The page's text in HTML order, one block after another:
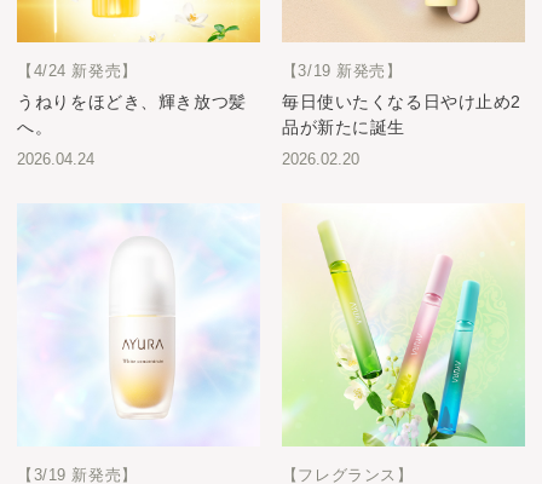
【4/24 新発売】
うねりをほどき、輝き放つ髪
へ。
2026.04.24
【3/19 新発売】
毎日使いたくなる日やけ止め2
品が新たに誕生
2026.02.20
【3/19 新発売】 【フレグランス】